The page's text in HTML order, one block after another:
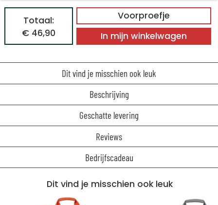
Voorproefje
Totaal:
€ 46,90
In mijn winkelwagen
Dit vind je misschien ook leuk
Beschrijving
Geschatte levering
Reviews
Bedrijfscadeau
Dit vind je misschien ook leuk